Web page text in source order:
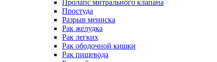
Пролапс митрального клапана
Простуда
Разрыв мениска
Рак желудка
Рак легких
Рак ободочной кишки
Рак пищевода